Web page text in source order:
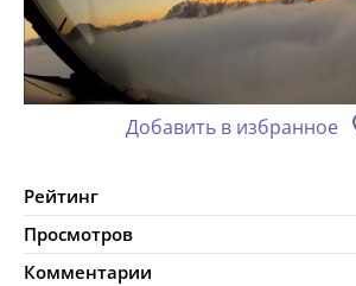
Добавить в избранное
Рейтинг
Просмотров
Комментарии